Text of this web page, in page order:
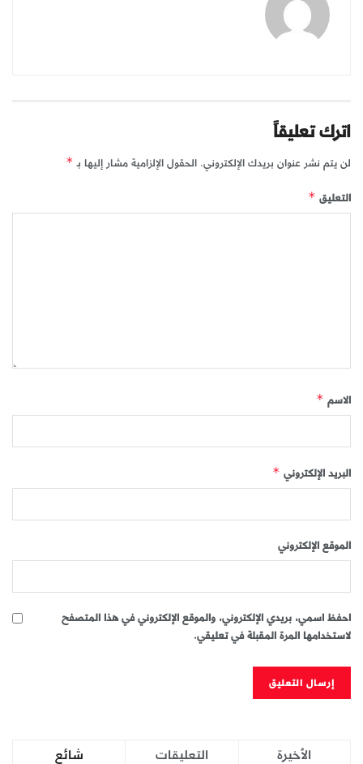
اترك تعليقاً
لن يتم نشر عنوان بريدك الإلكتروني. الحقول الإلزامية مشار إليها بـ *
التعليق *
الاسم *
البريد الإلكتروني *
الموقع الإلكتروني
احفظ اسمي، بريدي الإلكتروني، والموقع الإلكتروني في هذا المتصفح
لاستخدامها المرة المقبلة في تعليقي.
شائع التعليقات الأخيرة